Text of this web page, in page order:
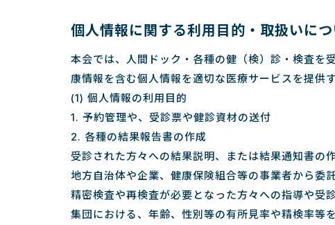
個人情報に関する利用目的・取扱いに
本会では、人間ドック・各種の健（検）診・検査を
康情報を含む個人情報を適切な医療サービスを提供
(1) 個人情報の利用目的
1. 予約管理や、受診票や健診資材の送付
2. 各種の結果報告書の作成
受診された方々への結果説明、または結果通知書の
地方自治体や企業、健康保険組合等の事業者から委
精密検査や再検査が必要となった方々への指導や受
集団における、年齢、性別等の有所見率や精検率等